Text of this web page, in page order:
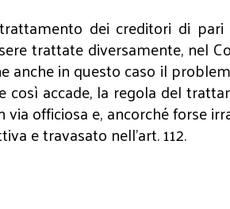
dei creditori di
trattate diversamente, nel
in questo caso il
accade, la regola del
officiosa e, ancorché forse
e travasato nell’art. 112.